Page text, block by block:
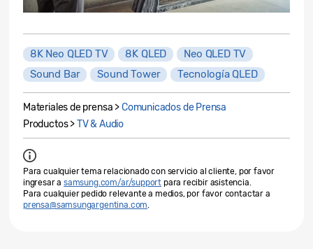
8K Neo QLED TV 8K QLED
Neo QLED TV
Sound Bar
Sound Tower Tecnología QLED
Materiales de prensa >Comunicados de Prensa
Productos >TV & Audio
Para cualquier tema relacionado con servicio al cliente, por favor
ingresar asamsung.com/ar/support para recibir asistencia.
Para cualquier pedido relevante a medios, por favor contactar a
prensa@samsungargentina.com